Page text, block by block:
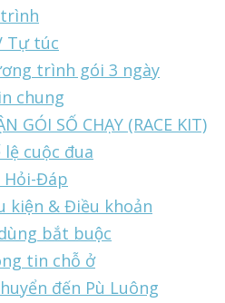
Tự túc
trình gói 3 ngày
chung
GÓI SỐ CHẠY (RACE KIT)
lệ cuộc đua
Hỏi-Đáp
kiện & Điều khoản
bắt buộc
tin chỗ ở
đến Pù Luông